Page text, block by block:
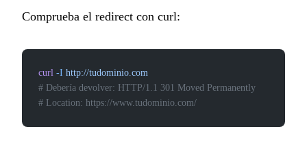
Comprueba el redirect con curl:
curl -I http://tudominio.com
# Debería devolver: HTTP/1.1 301 Moved Permanently
# Location: https://www.tudominio.com/